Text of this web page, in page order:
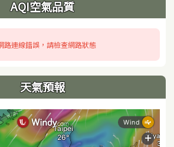
AQI空氣品質
連線錯誤，請檢查網路狀態
天氣預報